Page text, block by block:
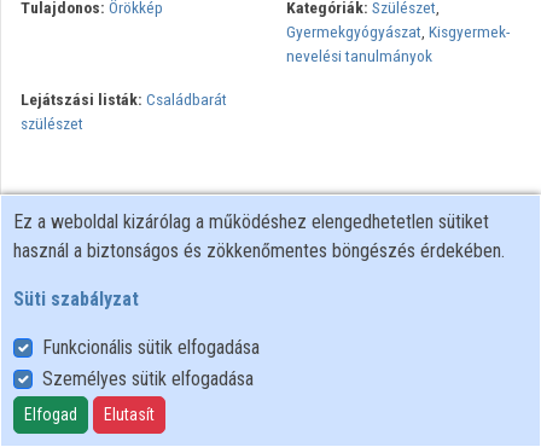
Tulajdonos: Örökkép Kategóriák: Szülészet,
Gyermekgyógyászat, Kisgyermek-
nevelési tanulmányok
Lejátszási listák: Családbarát
szülészet
Felhasználói szabályzat
Adatkezelési tájékoztató
Süti szabályzat
Ez a weboldal kizárólag a működéshez elengedhetetlen sütiket
használ a biztonságos és zökkenőmentes böngészés érdekében.
Süti szabályzat
Funkcionális sütik elfogadása
Személyes sütik elfogadása
Elfogad Elutasít